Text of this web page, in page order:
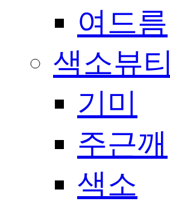
여드름
색소뷰티
기미
주근깨
색소